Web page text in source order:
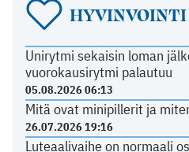
HYVINVOINTI
Unirytmi sekaisin loman
vuorokausirytmi palautuu
05.08.2026 06:13
Mitä ovat minipillerit ja
26.07.2026 19:16
Luteaalivaihe on normaali